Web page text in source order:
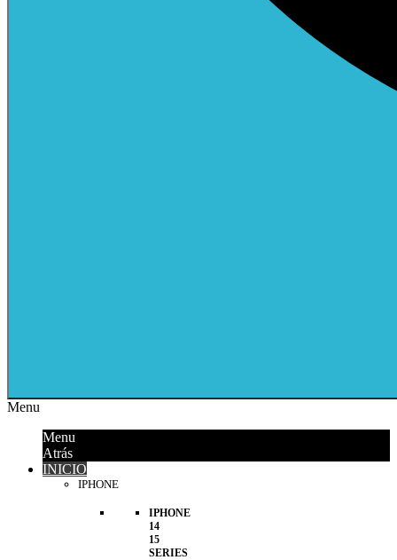
Menu
Menu
Atrás
INICIO
IPHONE
IPHONE
14
15
SERIES